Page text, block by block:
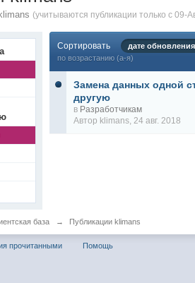
(учитываются публикации только с 09-
Сортировать
дате обновления
по возрастанию (а-я)
Замена данных одной
другую
в Разработчикам
Автор klimans, 24 авг. 2018
база → Публикации klimans
прочитанными Помощь